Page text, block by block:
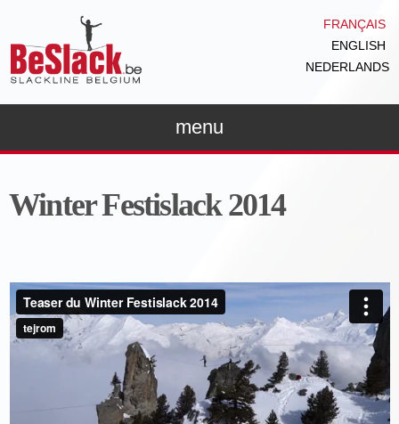
FRANÇAIS
ENGLISH
NEDERLANDS
menu
Winter Festislack 2014